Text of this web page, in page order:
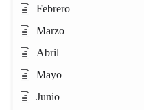
Febrero
Marzo
Abril
Mayo
Junio